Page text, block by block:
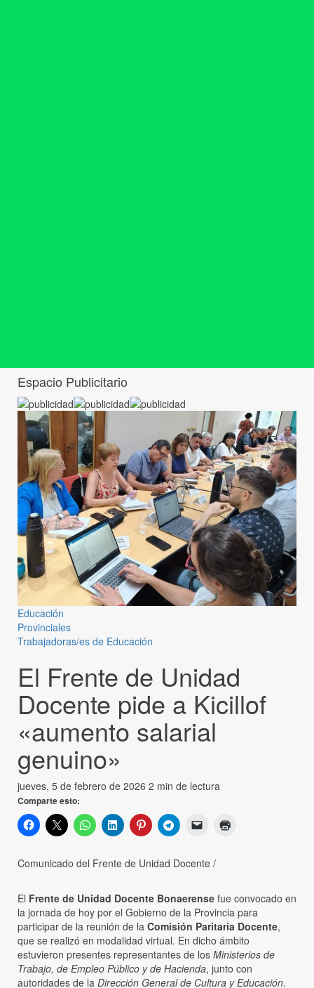
Espacio Publicitario
Educación
Provinciales
Trabajadoras/es de Educación
El Frente de Unidad
Docente pide a Kicillof
«aumento salarial
genuino»
jueves, 5 de febrero de 2026 2 min de lectura
Comparte esto:
Comunicado del Frente de Unidad Docente /
El Frente de Unidad Docente Bonaerense fue convocado en
la jornada de hoy por el Gobierno de la Provincia para
participar de la reunión de la Comisión Paritaria Docente,
que se realizó en modalidad virtual. En dicho ámbito
estuvieron presentes representantes de los Ministerios de
Trabajo, de Empleo Público y de Hacienda, junto con
autoridades de la Dirección General de Cultura y Educación.